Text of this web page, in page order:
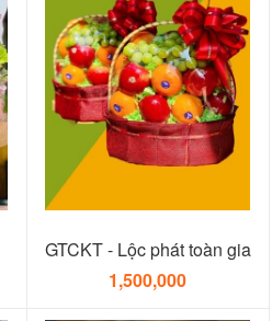
GTCKT - Lộc phát toàn gia
1,500,000